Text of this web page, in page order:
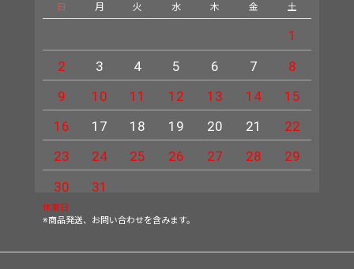
日 月 火 水 木 金 土
1
2
3 4 5 6 7
8
9
10 11 12 13 14
15
16
17 18 19 20 21
22
23
24 25 26 27 28
29
30
31
休業日
※商品発送、お問い合わせを含みます。